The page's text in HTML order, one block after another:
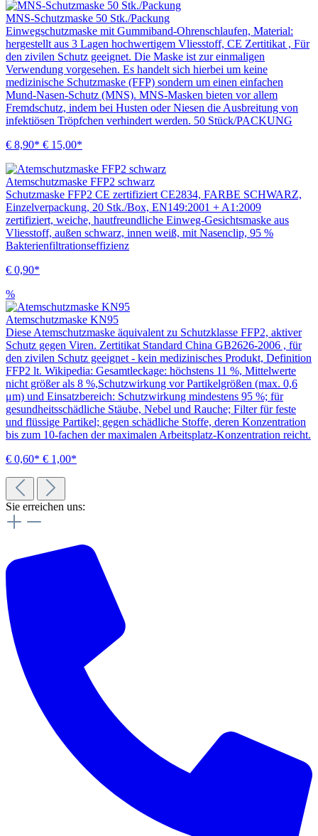
MNS-Schutzmaske 50 Stk./Packung
Einwegschutzmaske mit Gummiband-Ohrenschlaufen, Material:
hergestellt aus 3 Lagen hochwertigem Vliesstoff, CE Zertitikat , Für
den zivilen Schutz geeignet. Die Maske ist zur einmaligen
Verwendung vorgesehen. Es handelt sich hierbei um keine
medizinische Schutzmaske (FFP) sondern um einen einfachen
Mund-Nasen-Schutz (MNS). MNS-Masken bieten vor allem
Fremdschutz, indem bei Husten oder Niesen die Ausbreitung von
infektiösen Tröpfchen verhindert werden. 50 Stück/PACKUNG
€ 8,90* € 15,00*
Atemschutzmaske FFP2 schwarz
Schutzmaske FFP2 CE zertifiziert CE2834, FARBE SCHWARZ,
Einzelverpackung, 20 Stk./Box, EN149:2001 + A1:2009
zertifiziert, weiche, hautfreundliche Einweg-Gesichtsmaske aus
Vliesstoff, außen schwarz, innen weiß, mit Nasenclip, 95 %
Bakterienfiltrationseffizienz
€ 0,90*
%
Atemschutzmaske KN95
Diese Atemschutzmaske äquivalent zu Schutzklasse FFP2, aktiver
Schutz gegen Viren. Zertitikat Standard China GB2626-2006 , für
den zivilen Schutz geeignet - kein medizinisches Produkt, Definition
FFP2 lt. Wikipedia: Gesamtleckage: höchstens 11 %, Mittelwerte
nicht größer als 8 %,Schutzwirkung vor Partikelgrößen (max. 0,6
μm) und Einsatzbereich: Schutzwirkung mindestens 95 %; für
gesundheitsschädliche Stäube, Nebel und Rauche; Filter für feste
und flüssige Partikel; gegen schädliche Stoffe, deren Konzentration
bis zum 10-fachen der maximalen Arbeitsplatz-Konzentration reicht.
€ 0,60* € 1,00*
Sie erreichen uns: